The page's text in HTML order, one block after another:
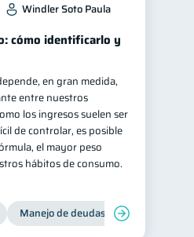
Windler Soto Paula
cómo identificarlo y
en gran medida,
entre nuestros
los ingresos suelen ser
de controlar, es posible
el mayor peso
hábitos de consumo.
Manejo de deudas